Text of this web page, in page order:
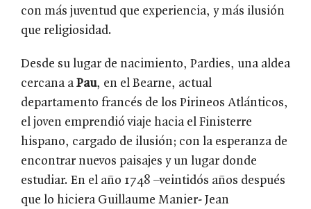
con más juventud que experiencia, y más ilusión
que religiosidad.
Desde su lugar de nacimiento, Pardies, una aldea
cercana a Pau, en el Bearne, actual
departamento francés de los Pirineos Atlánticos,
el joven emprendió viaje hacia el Finisterre
hispano, cargado de ilusión; con la esperanza de
encontrar nuevos paisajes y un lugar donde
estudiar. En el año 1748 –veintidós años después
que lo hiciera Guillaume Manier- Jean